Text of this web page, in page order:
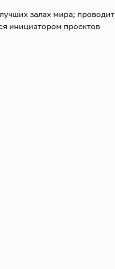
залах мира; проводит
инициатором проектов